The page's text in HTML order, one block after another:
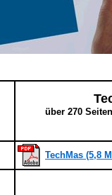
über 270
TechMas (5,8